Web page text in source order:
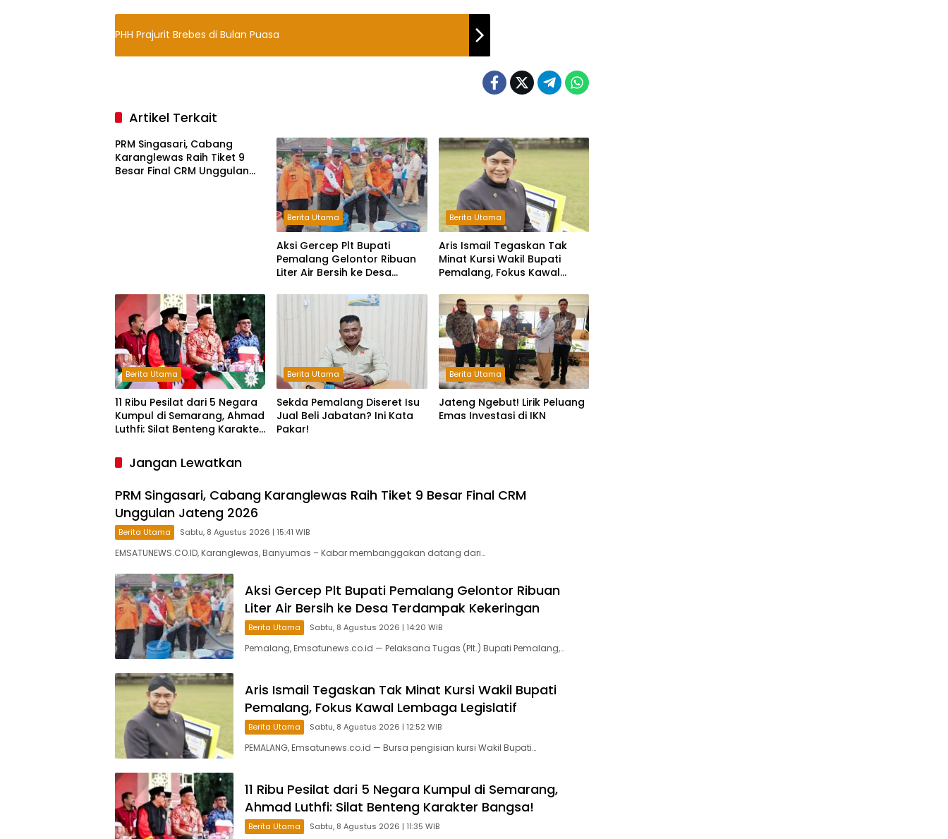
PHH Prajurit Brebes di Bulan Puasa
Artikel Terkait
PRM Singasari, Cabang
Karanglewas Raih Tiket 9
Besar Final CRM Unggulan
Berita Utama
Aksi Gercep Plt Bupati
Pemalang Gelontor Ribuan
Liter Air Bersih ke Desa
Berita Utama
Aris Ismail Tegaskan Tak
Minat Kursi Wakil Bupati
Pemalang, Fokus Kawal
Berita Utama
11 Ribu Pesilat dari 5 Negara
Kumpul di Semarang, Ahmad
Luthfi: Silat Benteng Karakter
Berita Utama
Sekda Pemalang Diseret Isu
Jual Beli Jabatan? Ini Kata
Pakar!
Berita Utama
Jateng Ngebut! Lirik Peluang
Emas Investasi di IKN
Jangan Lewatkan
PRM Singasari, Cabang Karanglewas Raih Tiket 9 Besar Final CRM
Unggulan Jateng 2026
Berita Utama Sabtu, 8 Agustus 2026 | 15:41 WIB
EMSATUNEWS.CO.ID, Karanglewas, Banyumas – Kabar membanggakan datang dari…
Aksi Gercep Plt Bupati Pemalang Gelontor Ribuan
Liter Air Bersih ke Desa Terdampak Kekeringan
Berita Utama Sabtu, 8 Agustus 2026 | 14:20 WIB
Pemalang, Emsatunews.co.id — Pelaksana Tugas (Plt.) Bupati Pemalang,…
Aris Ismail Tegaskan Tak Minat Kursi Wakil Bupati
Pemalang, Fokus Kawal Lembaga Legislatif
Berita Utama Sabtu, 8 Agustus 2026 | 12:52 WIB
PEMALANG, Emsatunews.co.id — Bursa pengisian kursi Wakil Bupati…
11 Ribu Pesilat dari 5 Negara Kumpul di Semarang,
Ahmad Luthfi: Silat Benteng Karakter Bangsa!
Berita Utama Sabtu, 8 Agustus 2026 | 11:35 WIB